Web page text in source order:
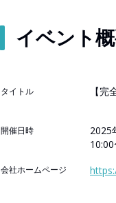
イベント
タイトル 【
開催日時
2025
会社ホームページ